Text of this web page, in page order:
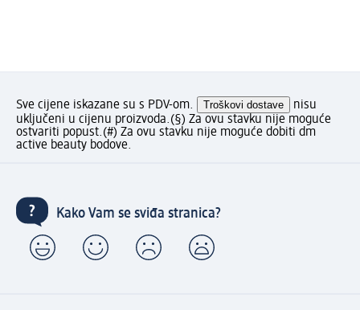
Sve cijene iskazane su s PDV-om. Troškovi dostave
nisu
uključeni u cijenu proizvoda.(§) Za ovu stavku nije moguće
ostvariti popust.(#) Za ovu stavku nije moguće dobiti dm
active beauty bodove.
Kako Vam se sviđa stranica?